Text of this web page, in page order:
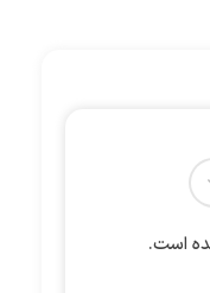
است.